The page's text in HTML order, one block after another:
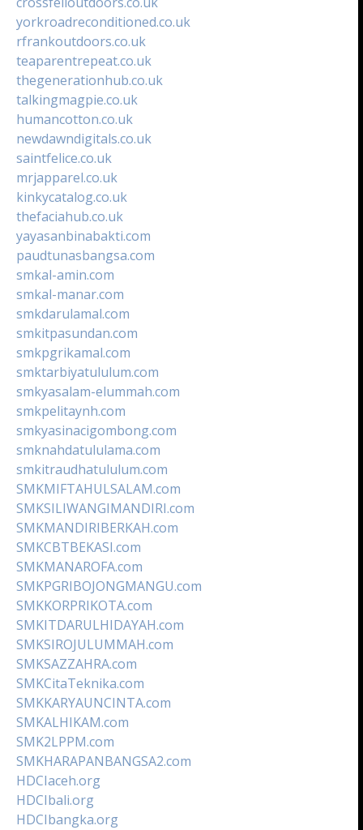
yorkroadreconditioned.co.uk
rfrankoutdoors.co.uk
teaparentrepeat.co.uk
thegenerationhub.co.uk
talkingmagpie.co.uk
humancotton.co.uk
newdawndigitals.co.uk
saintfelice.co.uk
mrjapparel.co.uk
kinkycatalog.co.uk
thefaciahub.co.uk
yayasanbinabakti.com
paudtunasbangsa.com
smkal-amin.com
smkal-manar.com
smkdarulamal.com
smkitpasundan.com
smkpgrikamal.com
smktarbiyatululum.com
smkyasalam-elummah.com
smkpelitaynh.com
smkyasinacigombong.com
smknahdatululama.com
smkitraudhatululum.com
SMKMIFTAHULSALAM.com
SMKSILIWANGIMANDIRI.com
SMKMANDIRIBERKAH.com
SMKCBTBEKASI.com
SMKMANAROFA.com
SMKPGRIBOJONGMANGU.com
SMKKORPRIKOTA.com
SMKITDARULHIDAYAH.com
SMKSIROJULUMMAH.com
SMKSAZZAHRA.com
SMKCitaTeknika.com
SMKKARYAUNCINTA.com
SMKALHIKAM.com
SMK2LPPM.com
SMKHARAPANBANGSA2.com
HDCIaceh.org
HDCIbali.org
HDCIbangka.org